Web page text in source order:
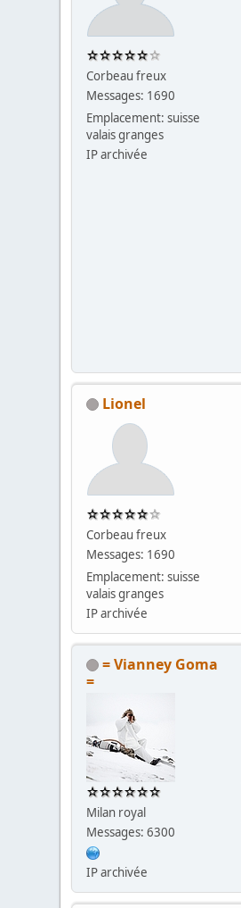
Corbeau freux
Messages: 1690
Emplacement: suisse
valais granges
IP archivée
Lionel
Corbeau freux
Messages: 1690
Emplacement: suisse
valais granges
IP archivée
= Vianney Goma
=
Milan royal
Messages: 6300
IP archivée